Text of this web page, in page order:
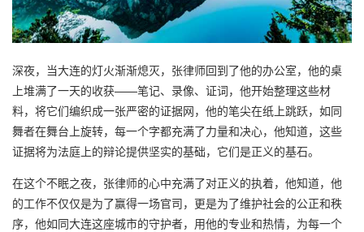
深夜，当大连的灯火渐渐熄灭，张律师回到了他的办公室，他的桌
上堆满了一天的收获——笔记、录像、证词，他开始整理这些材
料，将它们编织成一张严密的证据网，他的笔尖在纸上跳跃，如同
舞者在舞台上旋转，每一个字都充满了力量和决心，他知道，这些
证据将为法庭上的辩论提供坚实的基础，它们是正义的基石。
在这个不眠之夜，张律师的心中充满了对正义的执着，他知道，他
的工作不仅仅是为了赢得一场官司，更是为了维护社会的公正和秩
序，他如同大连这座城市的守护者，用他的专业和热情，为每一个